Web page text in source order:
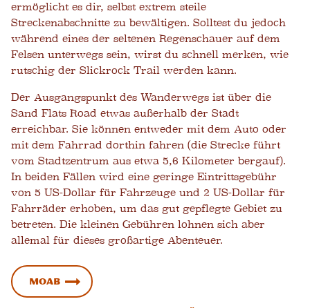
ermöglicht es dir, selbst extrem steile
Streckenabschnitte zu bewältigen. Solltest du jedoch
während eines der seltenen Regenschauer auf dem
Felsen unterwegs sein, wirst du schnell merken, wie
rutschig der Slickrock Trail werden kann.
Der Ausgangspunkt des Wanderwegs ist über die
Sand Flats Road etwas außerhalb der Stadt
erreichbar. Sie können entweder mit dem Auto oder
mit dem Fahrrad dorthin fahren (die Strecke führt
vom Stadtzentrum aus etwa 5,6 Kilometer bergauf).
In beiden Fällen wird eine geringe Eintrittsgebühr
von 5 US-Dollar für Fahrzeuge und 2 US-Dollar für
Fahrräder erhoben, um das gut gepflegte Gebiet zu
betreten. Die kleinen Gebühren lohnen sich aber
allemal für dieses großartige Abenteuer.
Moab